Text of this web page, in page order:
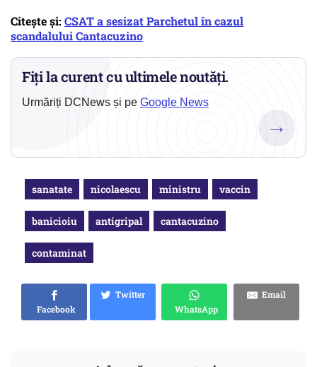
Citește și: CSAT a sesizat Parchetul în cazul
scandalului Cantacuzino
Fiți la curent cu ultimele noutăți.
Urmăriți DCNews și pe Google News
→
sanatate nicolaescu ministru vaccin
banicioiu antigripal cantacuzino
contaminat
Facebook
Twitter
WhatsApp
Email